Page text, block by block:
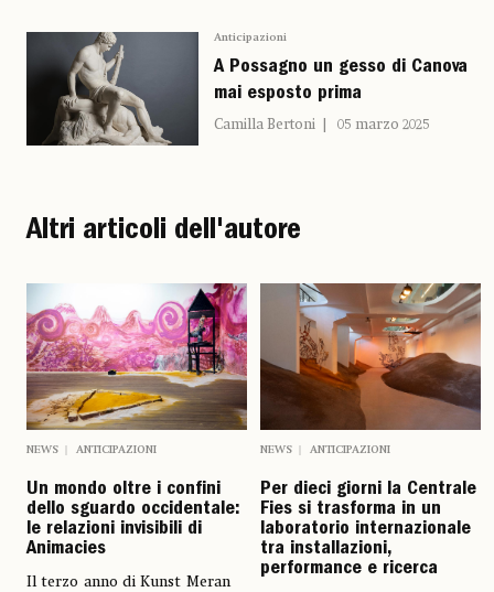
Anticipazioni
A Possagno un gesso di Canova
mai esposto prima
Camilla Bertoni 05 marzo 2025
Altri articoli dell'autore
NEWS ANTICIPAZIONI
Un mondo oltre i confini
dello sguardo occidentale:
le relazioni invisibili di
Animacies
Il terzo anno di Kunst Meran
NEWS ANTICIPAZIONI
Per dieci giorni la Centrale
Fies si trasforma in un
laboratorio internazionale
tra installazioni,
performance e ricerca